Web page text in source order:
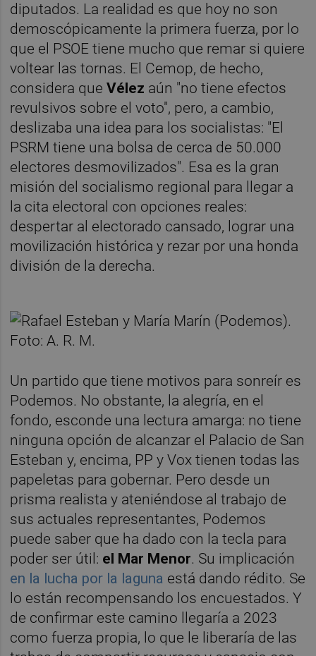
diputados. La realidad es que hoy no son
demoscópicamente la primera fuerza, por lo
que el PSOE tiene mucho que remar si quiere
voltear las tornas. El Cemop, de hecho,
considera queVélez aún "no tiene efectos
revulsivos sobre el voto", pero, a cambio,
deslizaba una idea para los socialistas: "El
PSRM tiene una bolsa de cerca de 50.000
electores desmovilizados". Esa es la gran
misión del socialismo regional para llegar a
la cita electoral con opciones reales:
despertar al electorado cansado, lograr una
movilización histórica y rezar por una honda
división de la derecha.
Un partido que tiene motivos para sonreír es
Podemos. No obstante, la alegría, en el
fondo, esconde una lectura amarga: no tiene
ninguna opción de alcanzar el Palacio de San
Esteban y, encima, PP y Vox tienen todas las
papeletas para gobernar. Pero desde un
prisma realista y ateniéndose al trabajo de
sus actuales representantes, Podemos
puede saber que ha dado con la tecla para
poder ser útil: el Mar Menor. Su implicación
en la lucha por la laguna está dando rédito. Se
lo están recompensando los encuestados. Y
de confirmar este camino llegaría a 2023
como fuerza propia, lo que le liberaría de las